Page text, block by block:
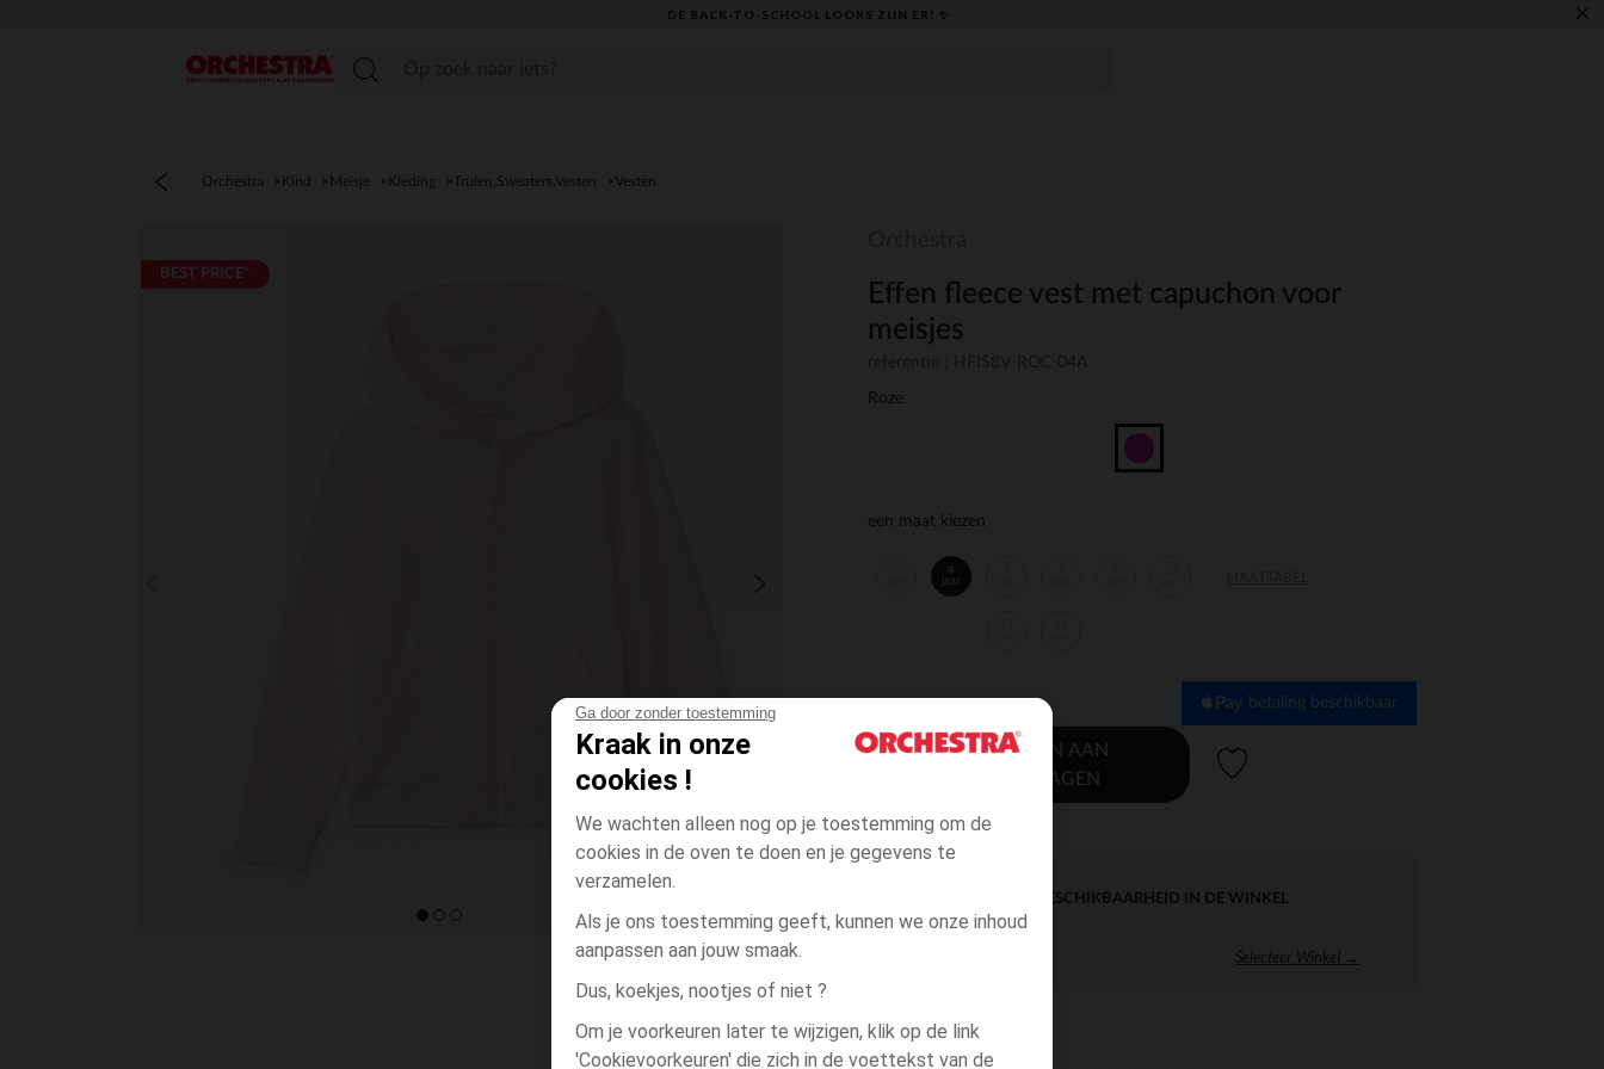
Ga door zonder toestemming
Kraak in onze
cookies !
We wachten alleen nog op je toestemming om de
cookies in de oven te doen en je gegevens te
verzamelen.
Als je ons toestemming geeft, kunnen we onze inhoud
aanpassen aan jouw smaak.
Dus, koekjes, nootjes of niet ?
Om je voorkeuren later te wijzigen, klik op de link
'Cookievoorkeuren' die zich in de voettekst van de
DE BACK-TO-SCHOOL LOOKS ZIJN ER! ✨ ×
menu
Orchestra Kind Meisje Kleding Truien,Sweaters,Vesten Vesten
BEST PRICE*
Effen fleece vest met capuchon voor
meisjes
Roze
een maat kiezen
4
jaar
betaling beschikbaar
TOEVOEGEN AAN
WINKELWAGEN
DIRECTE BESCHIKBAARHEID IN DE WINKEL
Selecteer Winkel →